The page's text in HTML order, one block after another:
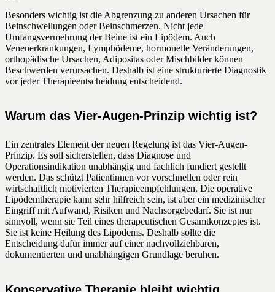
Besonders wichtig ist die Abgrenzung zu anderen Ursachen für
Beinschwellungen oder Beinschmerzen. Nicht jede
Umfangsvermehrung der Beine ist ein Lipödem. Auch
Venenerkrankungen, Lymphödeme, hormonelle Veränderungen,
orthopädische Ursachen, Adipositas oder Mischbilder können
Beschwerden verursachen. Deshalb ist eine strukturierte Diagnostik
vor jeder Therapieentscheidung entscheidend.
Warum das Vier-Augen-Prinzip wichtig ist?
Ein zentrales Element der neuen Regelung ist das Vier-Augen-
Prinzip. Es soll sicherstellen, dass Diagnose und
Operationsindikation unabhängig und fachlich fundiert gestellt
werden. Das schützt Patientinnen vor vorschnellen oder rein
wirtschaftlich motivierten Therapieempfehlungen. Die operative
Lipödemtherapie kann sehr hilfreich sein, ist aber ein medizinischer
Eingriff mit Aufwand, Risiken und Nachsorgebedarf. Sie ist nur
sinnvoll, wenn sie Teil eines therapeutischen Gesamtkonzeptes ist.
Sie ist keine Heilung des Lipödems. Deshalb sollte die
Entscheidung dafür immer auf einer nachvollziehbaren,
dokumentierten und unabhängigen Grundlage beruhen.
Konservative Therapie bleibt wichtig